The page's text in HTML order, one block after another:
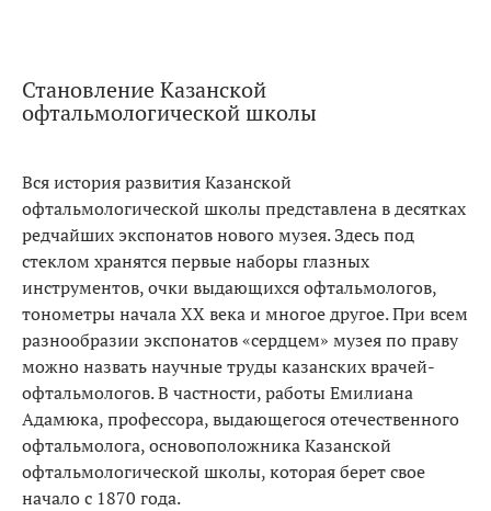
Становление Казанской
офтальмологической школы
Вся история развития Казанской
офтальмологической школы представлена в десятках
редчайших экспонатов нового музея. Здесь под
стеклом хранятся первые наборы глазных
инструментов, очки выдающихся офтальмологов,
тонометры начала XX века и многое другое. При всем
разнообразии экспонатов «сердцем» музея по праву
можно назвать научные труды казанских врачей-
офтальмологов. В частности, работы Емилиана
Адамюка, профессора, выдающегося отечественного
офтальмолога, основоположника Казанской
офтальмологической школы, которая берет свое
начало с 1870 года.